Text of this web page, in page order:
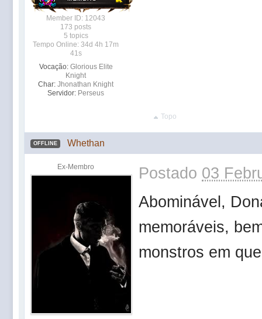
Member ID: 12043
173 posts
5 topics
Tempo Online: 34d 4h 17m
41s
Vocação: Glorious Elite
Knight
Char: Jhonathan Knight
Servidor: Perseus
Topo
OFFLINE Whethan
Ex-Membro Postado 03
Abominável,
memoráveis,
monstros em